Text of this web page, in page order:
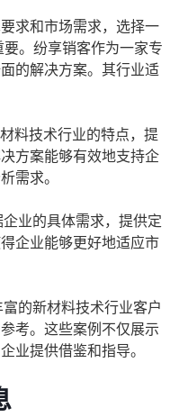
求和市场需求，选择一
。纷享销客作为一家专
的解决方案。其行业适
料技术行业的特点，提
方案能够有效地支持企
需求。
业的具体需求，提供定
企业能够更好地适应市
的新材料技术行业客户
考。这些案例不仅展示
业提供借鉴和指导。